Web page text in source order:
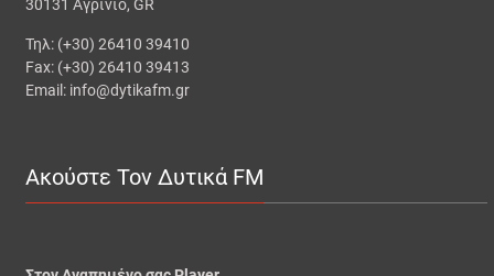
30131 Αγρίνιο, GR
Τηλ: (+30) 26410 39410
Fax: (+30) 26410 39413
Email: info@dytikafm.gr
Ακούστε Τον Δυτικά FM